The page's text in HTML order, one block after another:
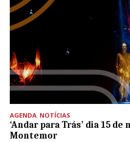
AGENDA, NOTÍCIAS
‘Andar para Trás’ dia 15 de
Montemor